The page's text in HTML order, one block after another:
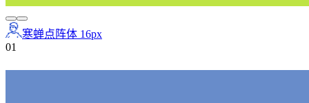
寒蝉点阵体 16px
01